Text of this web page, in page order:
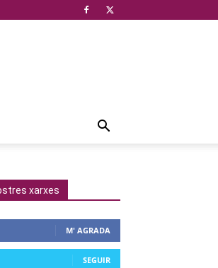
xarxes
M' AGRADA
SEGUIR